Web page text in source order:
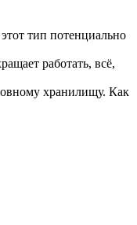
тип потенциально
работать, всё,
хранилищу. Как